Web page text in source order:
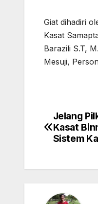
Giat dihadiri
Kasat
Barazili S.T,
Mesuji,
pos
Jelang
Kasat
Sistem